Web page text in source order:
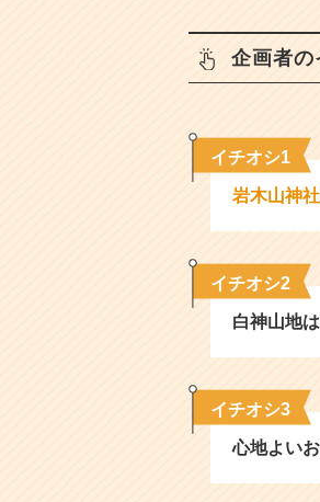
企画者の
イチオシ1
岩木山神
イチオシ2
白神山地
イチオシ3
心地よい